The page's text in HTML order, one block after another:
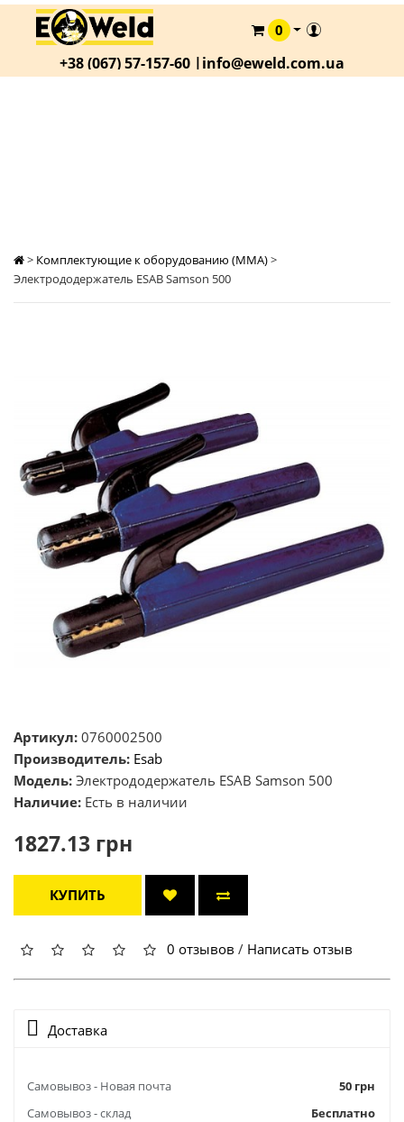
КАТАЛОГ
О
КОНТАКТЫ
0
+38 (067) 57-157-60 |info@eweld.com.ua
> Комплектующие к оборудованию (MMA)>
Электрододержатель ESAB Samson 500
Артикул: 0760002500
Производитель: Esab
Модель: Электрододержатель ESAB Samson 500
Наличие: Есть в наличии
1827.13 грн
КУПИТЬ
0 отзывов / Написать отзыв
Доставка
Самовывоз - Новая почта
50 грн
Самовывоз - склад
Бесплатно